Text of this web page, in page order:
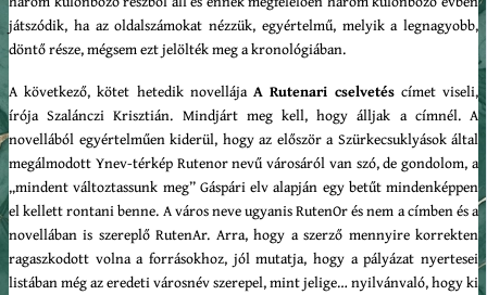
játszódik, ha az oldalszámokat nézzük, egyértelmű, melyik a legnagyobb,
döntő része, mégsem ezt jelölték meg a kronológiában.
A következő, kötet hetedik novellájaA Rutenari cselvetéscímet viseli,
írója Szalánczi Krisztián. Mindjárt meg kell, hogy álljak a címnél. A
novellából egyértelműen kiderül, hogy az először a Szürkecsuklyások által
megálmodott Ynev-térkép Rutenor nevű városáról van szó, de gondolom, a
„mindent változtassunk meg” Gáspári elv alapján egy betűt mindenképpen
el kellett rontani benne. A város neve ugyanis RutenOr és nem a címben és a
novellában is szereplő RutenAr. Arra, hogy a szerző mennyire korrekten
ragaszkodott volna a forrásokhoz, jól mutatja, hogy a pályázat nyertesei
listában még az eredeti városnév szerepel, mint jelige… nyilvánvaló, hogy ki